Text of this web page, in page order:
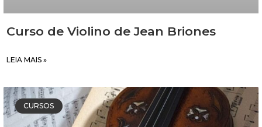
Curso de Violino de Jean Briones
LEIA MAIS »
CURSOS